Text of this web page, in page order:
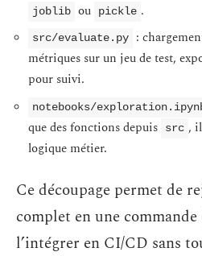
joblib ou pickle .
src/evaluate.py
:
métriques sur un jeu de test,
pour suivi.
notebooks/
que des fonctions depuis
src ,
logique métier.
Ce découpage permet de
complet en une commande
l’intégrer en CI/CD sans